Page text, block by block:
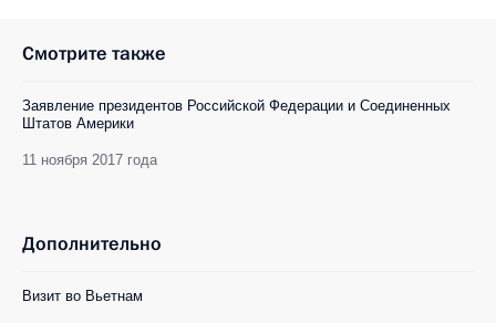
Смотрите также
Заявление президентов Российской Федерации и Соединенных
Штатов Америки
11 ноября 2017 года
Дополнительно
Визит во Вьетнам